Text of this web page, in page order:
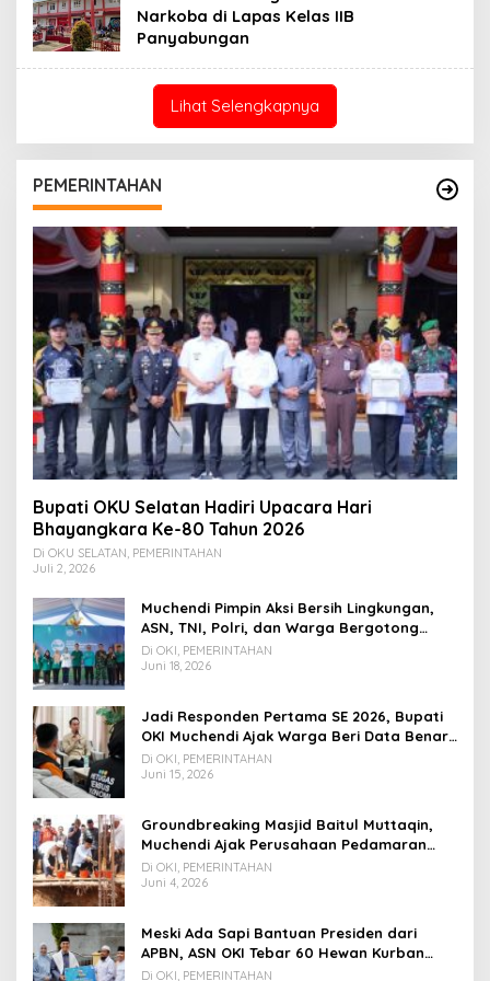
Narkoba di Lapas Kelas IIB
Panyabungan
Lihat Selengkapnya
PEMERINTAHAN
Bupati OKU Selatan Hadiri Upacara Hari
Bhayangkara Ke-80 Tahun 2026
Di OKU SELATAN, PEMERINTAHAN
Juli 2, 2026
Muchendi Pimpin Aksi Bersih Lingkungan,
ASN, TNI, Polri, dan Warga Bergotong
Royong
Di OKI, PEMERINTAHAN
Juni 18, 2026
Jadi Responden Pertama SE 2026, Bupati
OKI Muchendi Ajak Warga Beri Data Benar
ke Petugas BPS
Di OKI, PEMERINTAHAN
Juni 15, 2026
Groundbreaking Masjid Baitul Muttaqin,
Muchendi Ajak Perusahaan Pedamaran
Timur Turut Bantu
Di OKI, PEMERINTAHAN
Juni 4, 2026
Meski Ada Sapi Bantuan Presiden dari
APBN, ASN OKI Tebar 60 Hewan Kurban
Tanpa Gunakan APBD
Di OKI, PEMERINTAHAN